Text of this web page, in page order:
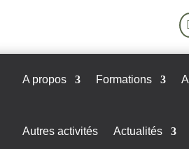
A propos Formations
Autres activités Actualités